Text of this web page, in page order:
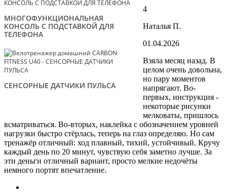
МНОГОФУНКЦИОНАЛЬНАЯ
КОНСОЛЬ С ПОДСТАВКОЙ ДЛЯ
ТЕЛЕФОНА
СЕНСОРНЫЕ ДАТЧИКИ ПУЛЬСА
4
Наталья П.
01.04.2026
Взяла месяц назад. В
целом очень довольна,
но пару моментов
напрягают. Во-
первых, инструкция -
некоторые рисунки
мелковаты, пришлось
всматриваться. Во-вторых, наклейка с обозначением уровней
нагрузки быстро стёрлась, теперь на глаз определяю. Но сам
тренажёр отличный: ход плавный, тихий, устойчивый. Кручу
каждый день по 20 минут, чувствую себя заметно лучше. За
эти деньги отличный вариант, просто мелкие недочёты
немного портят впечатление.